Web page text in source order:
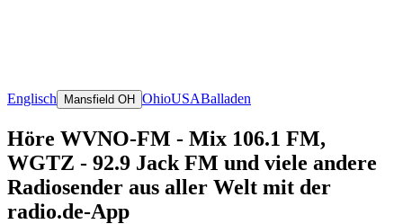
Englisch Mansfield OH OhioUSABalladen
Höre WVNO-FM - Mix 106.1 FM,
WGTZ - 92.9 Jack FM und viele andere
Radiosender aus aller Welt mit der
radio.de-App